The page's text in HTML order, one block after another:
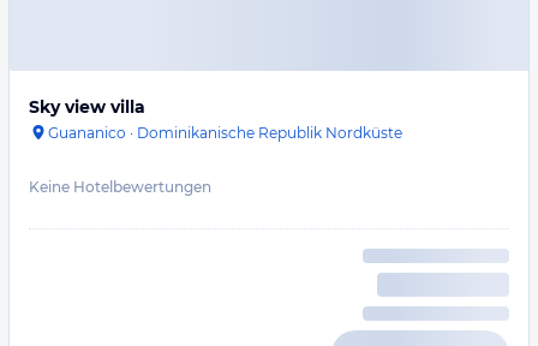
Sky view villa
Guananico · Dominikanische Republik Nordküste
Keine Hotelbewertungen